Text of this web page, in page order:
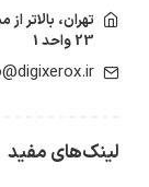
تهران، بالاتر
23 واحد 1
لینک‌های مفید